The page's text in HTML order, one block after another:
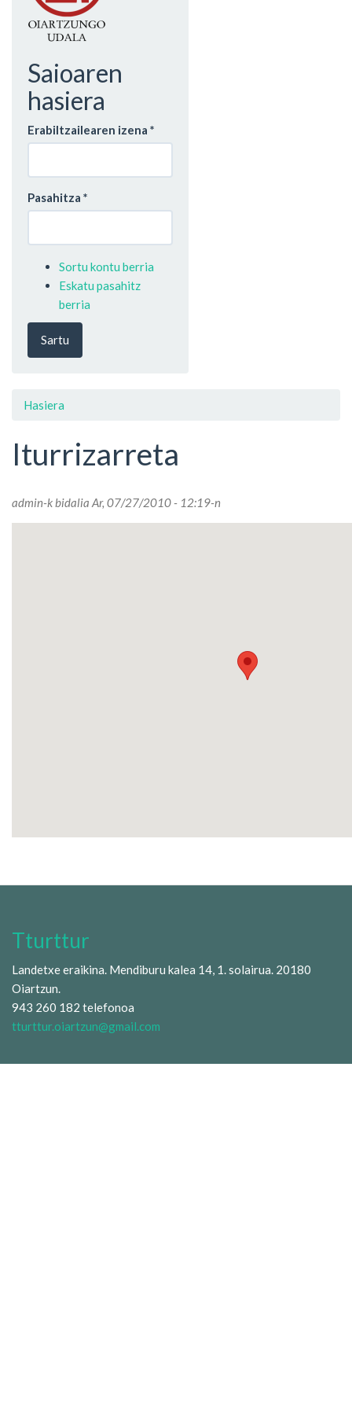
Saioaren
hasiera
Erabiltzailearen izena *
Pasahitza *
Sortu kontu berria
Eskatu pasahitz
berria
Sartu
Hasiera
Iturrizarreta
admin-k bidalia Ar, 07/27/2010 - 12:19-n
Tturttur
Landetxe eraikina. Mendiburu kalea 14, 1. solairua. 20180
Oiartzun.
943 260 182 telefonoa
tturttur.oiartzun@gmail.com